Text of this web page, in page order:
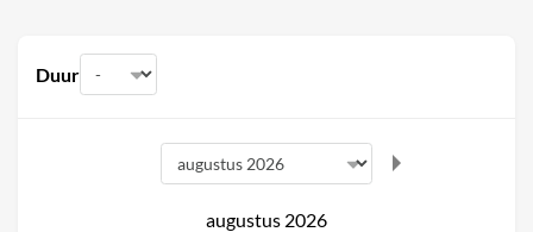
Duur
augustus 2026